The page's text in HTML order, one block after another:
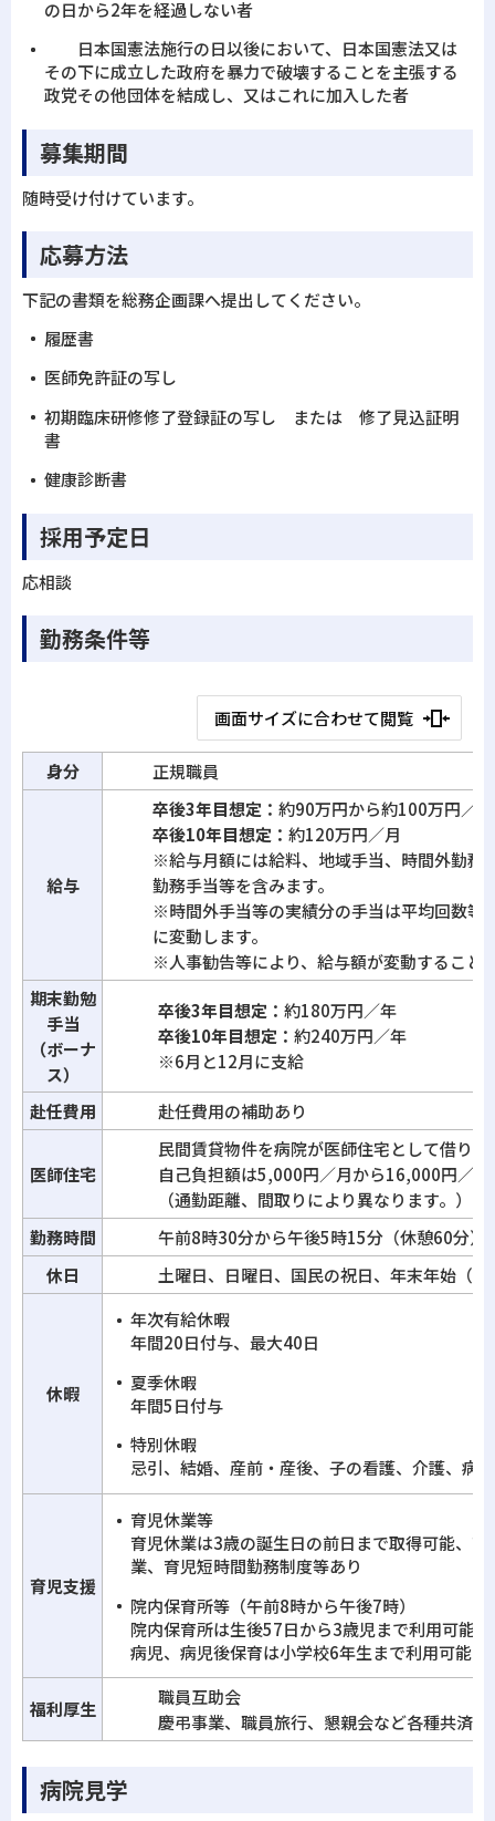
の日から2年を経過しない者
日本国憲法施行の日以後において、日本国憲法又は
その下に成立した政府を暴力で破壊することを主張する
政党その他団体を結成し、又はこれに加入した者
募集期間
随時受け付けています。
応募方法
下記の書類を総務企画課へ提出してください。
履歴書
医師免許証の写し
初期臨床研修修了登録証の写し または 修了見込証明
書
健康診断書
採用予定日
応相談
勤務条件等
画面サイズに合わせて閲覧
身分 正規職員
給与
卒後3年目想定： 約90万円から約100万円／月
卒後10年目想定： 約120万円／月
※給与月額には給料、地域手当、時間外勤務
勤務手当等を含みます。
※時間外手当等の実績分の手当は平均回数等
に変動します。
※人事勧告等により、給与額が変動すること
期末勤勉
手当
（ボーナ
ス）
卒後3年目想定： 約180万円／年
卒後10年目想定： 約240万円／年
※6月と12月に支給
赴任費用 赴任費用の補助あり
医師住宅
民間賃貸物件を病院が医師住宅として借り上
自己負担額は5,000円／月から16,000円／月
（通勤距離、間取りにより異なります。）
勤務時間
午前8時30分から午後5時15分（休憩60分）
休日
土曜日、日曜日、国民の祝日、年末年始（12
休暇
年次有給休暇
年間20日付与、最大40日
夏季休暇
年間5日付与
特別休暇
忌引、結婚、産前・産後、子の看護、介護、病
育児支援
育児休業等
育児休業は3歳の誕生日の前日まで取得可能、
業、育児短時間勤務制度等あり
院内保育所等（午前8時から午後7時）
院内保育所は生後57日から3歳児まで利用可能
病児、病児後保育は小学校6年生まで利用可能
福利厚生
職員互助会
慶弔事業、職員旅行、懇親会など各種共済制
病院見学